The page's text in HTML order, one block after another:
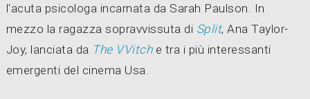
l'acuta psicologa incarnata da Sarah Paulson. In
mezzo la ragazza sopravvissuta di Split, Ana Taylor-
Joy, lanciata da The VVitche tra i più interessanti
emergenti del cinema Usa.